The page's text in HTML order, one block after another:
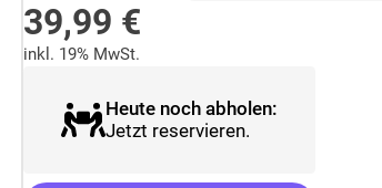
39,99 €
inkl. 19% MwSt.
Heute noch abholen:
Jetzt reservieren.